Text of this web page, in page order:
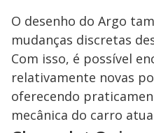
O desenho do Argo
mudanças discretas
Com isso, é possível
relativamente novas
oferecendo
mecânica do carro